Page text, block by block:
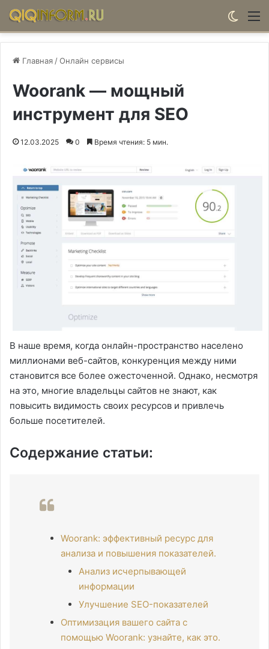
Главная /Онлайн сервисы
Woorank — мощный
инструмент для SEO
12.03.2025 0 Время чтения: 5 мин.
В наше время, когда онлайн-пространство населено
миллионами веб-сайтов, конкуренция между ними
становится все более ожесточенной. Однако, несмотря
на это, многие владельцы сайтов не знают, как
повысить видимость своих ресурсов и привлечь
больше посетителей.
Содержание статьи:
Woorank: эффективный ресурс для
анализа и повышения показателей.
Анализ исчерпывающей
информации
Улучшение SEO-показателей
Оптимизация вашего сайта с
помощью Woorank: узнайте, как это.